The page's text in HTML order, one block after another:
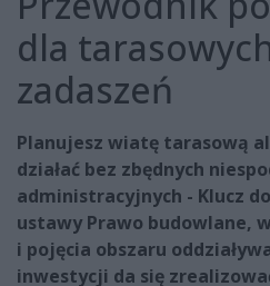
dla
zadaszeń
Planujesz wiatę tarasową
działać bez zbędnych
administracyjnych - Klucz
ustawy Prawo budowlane,
i pojęcia obszaru
inwestycji da się